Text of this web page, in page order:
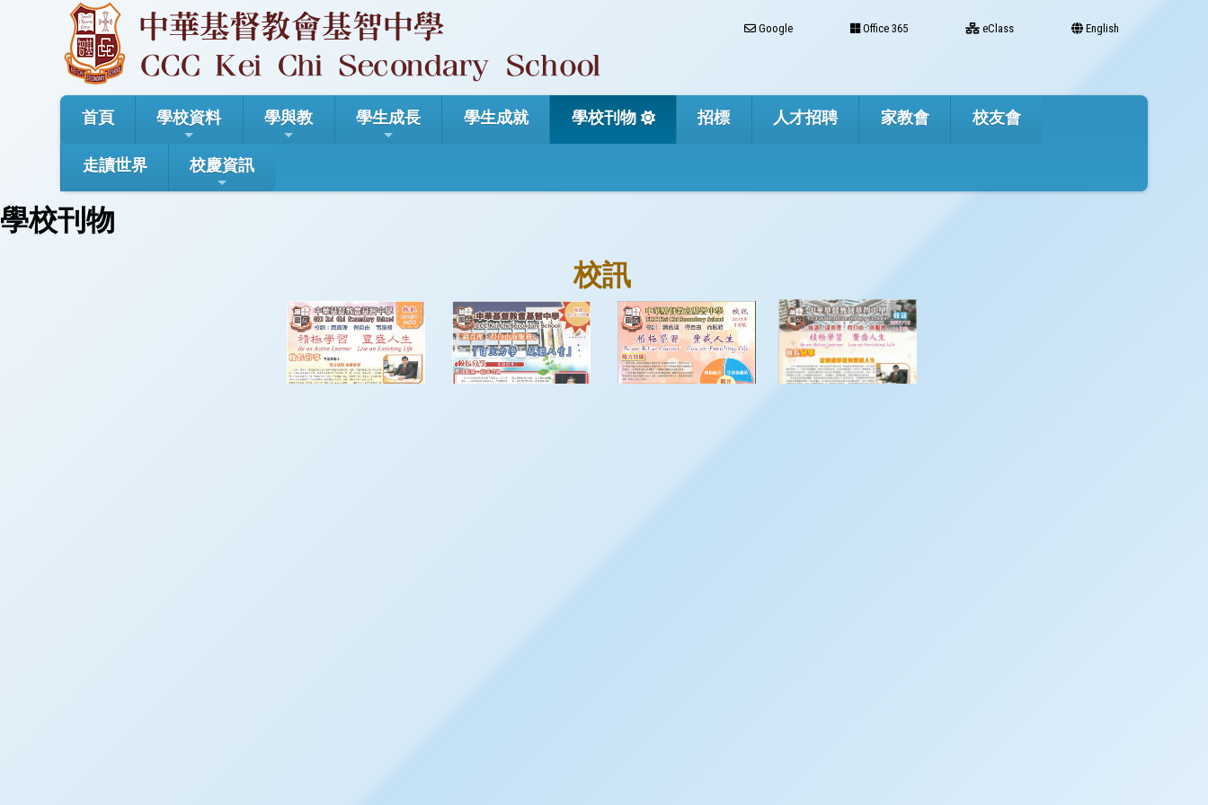
Google Office 365 eClass English
首頁 學校資料 學與教 學生成長 學生成就 學校刊物 招標 人才招聘 家教會 校友會
走讀世界 校慶資訊
學校刊物